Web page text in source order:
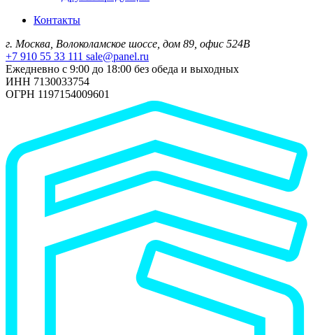
Контакты
г. Москва, Волоколамское шоссе, дом 89, офис 524В
+7 910 55 33 111 sale@panel.ru
Ежедневно с 9:00 до 18:00 без обеда и выходных
ИНН 7130033754
ОГРН 1197154009601